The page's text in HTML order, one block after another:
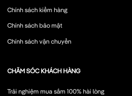
Chính sách kiểm hàng
Chính sách bảo mật
Chính sách vận chuyển
CHĂM SÓC KHÁCH HÀNG
Trải nghiệm mua sắm 100% hài lòng